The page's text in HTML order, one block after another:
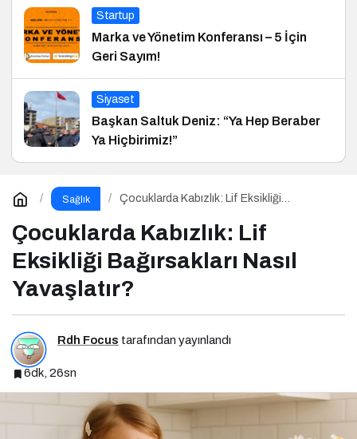
Startup
Marka ve Yönetim Konferansı – 5 İçin
Geri Sayım!
Siyaset
Başkan Saltuk Deniz: “Ya Hep Beraber
Ya Hiçbirimiz!”
Sağlık
Çocuklarda Kabızlık: Lif Eksikliği
Çocuklarda Kabızlık: Lif
Eksikliği Bağırsakları Nasıl
Yavaşlatır?
Rdh Focus tarafından yayınlandı
6dk, 26sn